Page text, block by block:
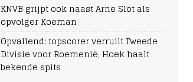
KNVB grijpt ook naast Arne Slot als
opvolger Koeman
Opvallend: topscorer verruilt Tweede
Divisie voor Roemenië, Hoek haalt
bekende spits